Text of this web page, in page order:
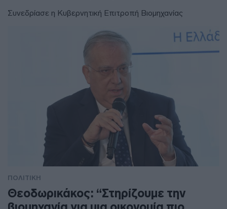
Συνεδρίασε η Κυβερνητική Επιτροπή Βιομηχανίας
ΠΟΛΙΤΙΚΗ
Θεοδωρικάκος: “Στηρίζουμε την